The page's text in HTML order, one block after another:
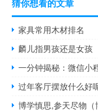
猜你想看的文章
家具常用木材排名
麟儿指男孩还是女孩
一分钟揭秘：微信小
过年客厅摆放什么好
博学慎思,参天尽物（